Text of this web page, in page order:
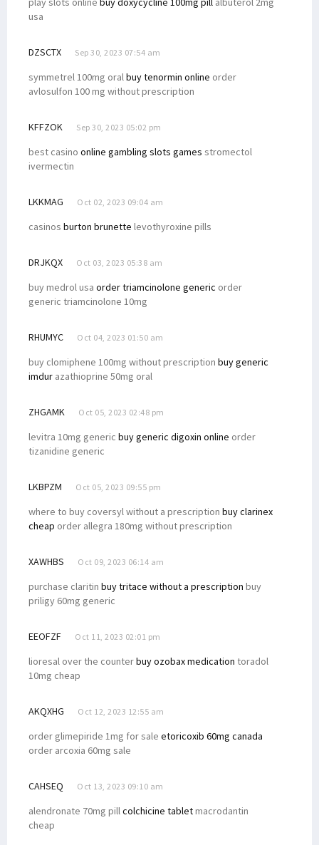
usa
DZSCTX Sep 30, 2023 07:54 am
symmetrel 100mg oralbuy tenormin online order
avlosulfon 100 mg without prescription
KFFZOK Sep 30, 2023 05:02 pm
best casino online gambling slots games stromectol
ivermectin
LKKMAG Oct 02, 2023 09:04 am
casinos burton brunette levothyroxine pills
DRJKQX Oct 03, 2023 05:38 am
buy medrol usa order triamcinolone generic order
generic triamcinolone 10mg
RHUMYC Oct 04, 2023 01:50 am
buy clomiphene 100mg without prescription buy generic
imdur azathioprine 50mg oral
ZHGAMK Oct 05, 2023 02:48 pm
levitra 10mg generic buy generic digoxin online order
tizanidine generic
LKBPZM Oct 05, 2023 09:55 pm
where to buy coversyl without a prescription buy clarinex
cheap order allegra 180mg without prescription
XAWHBS Oct 09, 2023 06:14 am
purchase claritin buy tritace without a prescription buy
priligy 60mg generic
EEOFZF Oct 11, 2023 02:01 pm
lioresal over the counterbuy ozobax medication toradol
10mg cheap
AKQXHG Oct 12, 2023 12:55 am
order glimepiride 1mg for sale etoricoxib 60mg canada
order arcoxia 60mg sale
CAHSEQ Oct 13, 2023 09:10 am
alendronate 70mg pillcolchicine tabletmacrodantin
cheap